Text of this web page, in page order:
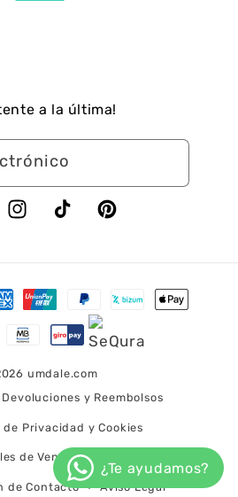
a la última!
InstagramTikTok Pinterest
umdale.com
y Reembolsos
de Privacidad y Cookies
de Venta Condiciones de Envío
de Contacto Aviso Legal